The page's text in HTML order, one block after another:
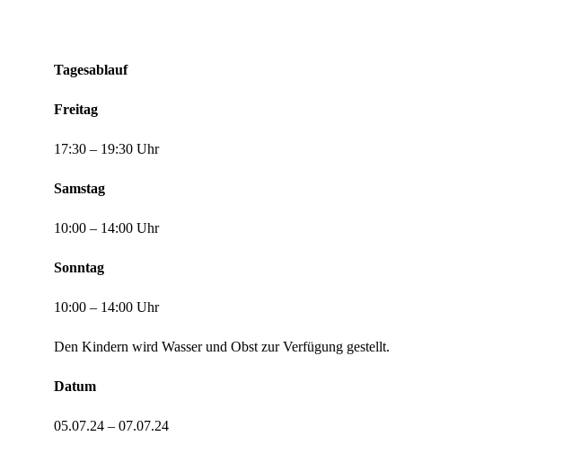
Tagesablauf
Freitag
17:30 – 19:30 Uhr
Samstag
10:00 – 14:00 Uhr
Sonntag
10:00 – 14:00 Uhr
Den Kindern wird Wasser und Obst zur Verfügung gestellt.
Datum
05.07.24 – 07.07.24